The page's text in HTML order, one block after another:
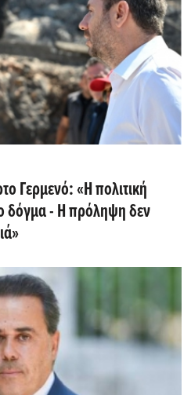
Γερμενό: «Η πολιτική
δόγμα - Η πρόληψη δεν